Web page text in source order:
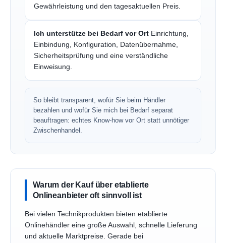
Gewährleistung und den tagesaktuellen Preis.
Ich unterstütze bei Bedarf vor Ort Einrichtung,
Einbindung, Konfiguration, Datenübernahme,
Sicherheitsprüfung und eine verständliche
Einweisung.
So bleibt transparent, wofür Sie beim Händler
bezahlen und wofür Sie mich bei Bedarf separat
beauftragen: echtes Know-how vor Ort statt unnötiger
Zwischenhandel.
Warum der Kauf über etablierte
Onlineanbieter oft sinnvoll ist
Bei vielen Technikprodukten bieten etablierte
Onlinehändler eine große Auswahl, schnelle Lieferung
und aktuelle Marktpreise. Gerade bei